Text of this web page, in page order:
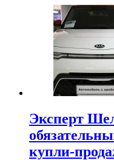
Эксперт
купли-